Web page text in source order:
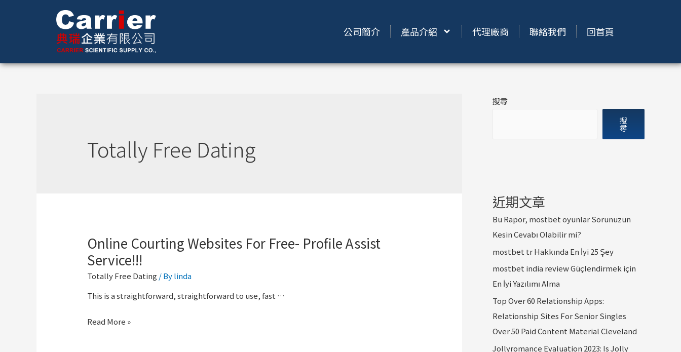
公司簡介 產品介紹 代理廠商 聯絡我們 回首頁
Totally Free Dating
Online Courting Websites For Free- Profile Assist
Service!!!
Totally Free Dating / Bylinda
This is a straightforward, straightforward to use, fast …
Read More »
搜尋
搜
尋
近期文章
Bu Rapor, mostbet oyunlar Sorunuzun
Kesin Cevabı Olabilir mi?
mostbet tr Hakkında En İyi 25 Şey
mostbet india review Güçlendirmek için
En İyi Yazılımı Alma
Top Over 60 Relationship Apps:
Relationship Sites For Senior Singles
Over 50 Paid Content Material Cleveland
Jollyromance Evaluation 2023: Is Jolly